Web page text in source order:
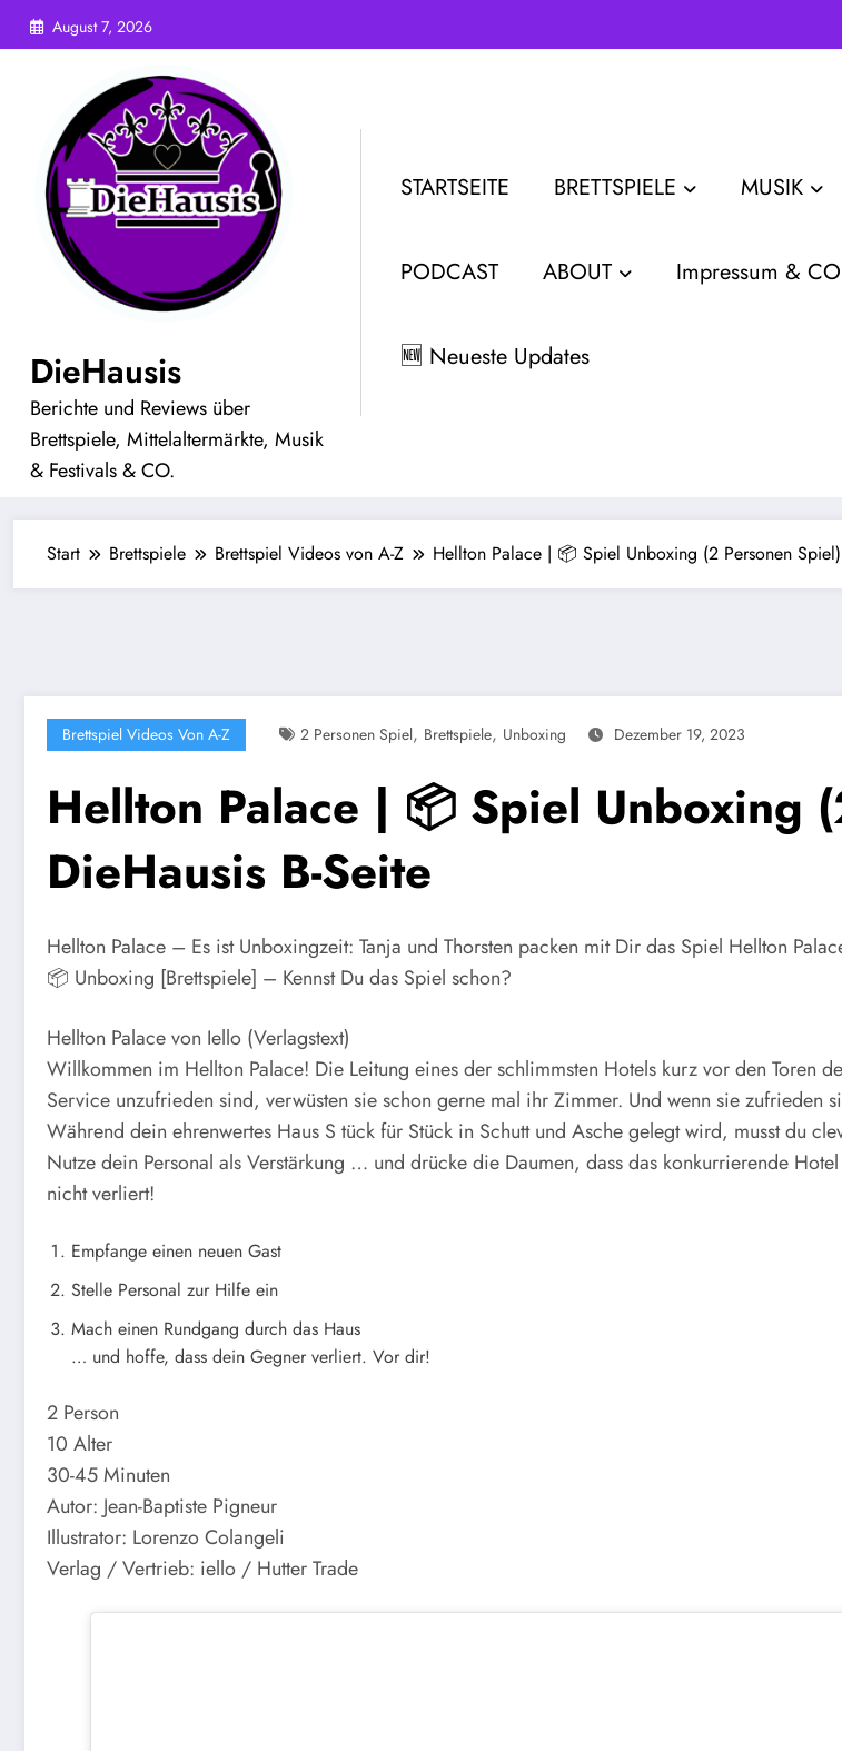
Inhalt
August 7, 2026
DieHausis
Berichte und Reviews über
Brettspiele, Mittelaltermärkte, Musik
& Festivals & CO.
STARTSEITE BRETTSPIELE MUSIK
PODCAST ABOUT Impressum & CO
🆕 Neueste Updates
Start Brettspiele Brettspiel Videos von A-Z Hellton Palace | 📦 Spiel Unboxing (2 Personen
Brettspiel Videos Von A-Z 2 Personen Spiel, Brettspiele, Unboxing Dezember 19, 2023
Hellton Palace | 📦 Spiel Unboxing
DieHausis B-Seite
Hellton Palace – Es ist Unboxingzeit: Tanja und Thorsten packen mit Dir das Spiel Hellton
📦 Unboxing [Brettspiele] – Kennst Du das Spiel schon?
Hellton Palace von Iello (Verlagstext)
Willkommen im Hellton Palace! Die Leitung eines der schlimmsten Hotels kurz vor den Toren
Service unzufrieden sind, verwüsten sie schon gerne mal ihr Zimmer. Und wenn sie
Während dein ehrenwertes Haus S tück für Stück in Schutt und Asche gelegt wird, musst du
Nutze dein Personal als Verstärkung … und drücke die Daumen, dass das konkurrierende
nicht verliert!
Empfange einen neuen Gast
Stelle Personal zur Hilfe ein
Mach einen Rundgang durch das Haus
… und hoffe, dass dein Gegner verliert. Vor dir!
2 Person
10 Alter
30-45 Minuten
Autor: Jean-Baptiste Pigneur
Illustrator: Lorenzo Colangeli
Verlag / Vertrieb: iello / Hutter Trade